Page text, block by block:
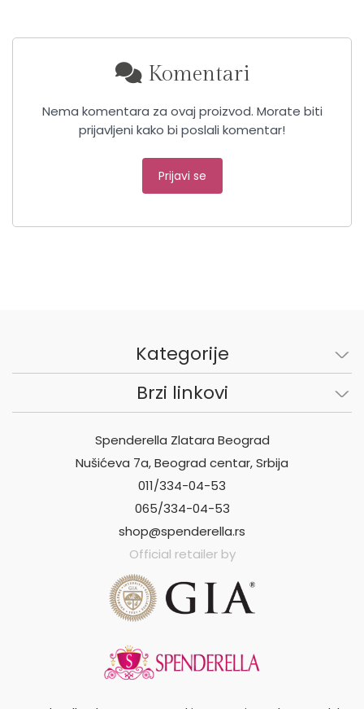
Komentari
Nema komentara za ovaj proizvod. Morate biti
prijavljeni kako bi poslali komentar!
Prijavi se
Kategorije
Brzi linkovi
Spenderella Zlatara Beograd
Nušićeva 7a, Beograd centar, Srbija
011/334-04-53
065/334-04-53
shop@spenderella.rs
Official retailer by